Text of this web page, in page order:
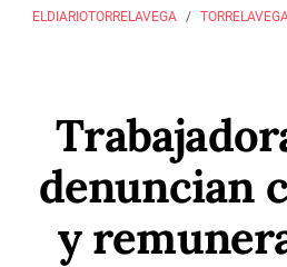
ELDIARIOTORRELAVEGA
denuncian
y